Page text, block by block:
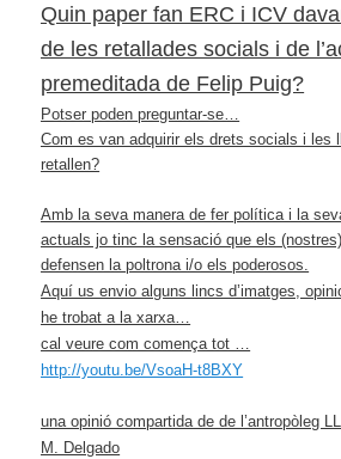
Quin paper fan ERC i ICV
de les retallades socials i de
premeditada de Felip Puig?
Potser poden preguntar-se…
Com es van adquirir els drets socials i les
retallen?
Amb la seva manera de fer política i la
actuals jo tinc la sensació que els
defensen la poltrona i/o els poderosos.
Aquí us envio alguns lincs d’imatges,
he trobat a la xarxa…
cal veure com comença tot …
http://youtu.be/VsoaH-t8BXY
una opinió compartida de de l’antropòleg
M. Delgado